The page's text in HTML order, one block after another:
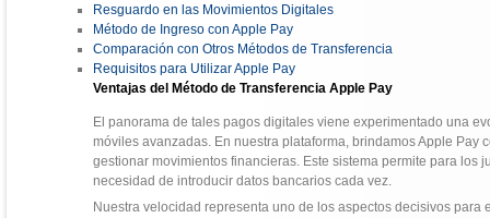
Resguardo en las Movimientos Digitales
Método de Ingreso con Apple Pay
Comparación con Otros Métodos de Transferencia
Requisitos para Utilizar Apple Pay
Ventajas del Método de Transferencia Apple Pay
El panorama de tales pagos digitales viene experimentado una
móviles avanzadas. En nuestra plataforma, brindamos Apple Pay
gestionar movimientos financieras. Este sistema permite para los
necesidad de introducir datos bancarios cada vez.
Nuestra velocidad representa uno de los aspectos decisivos para